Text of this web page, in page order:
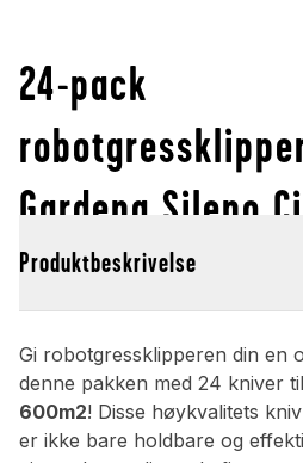
24-pack
Gardena Sileno
Produktbeskrivelse
Gi robotgressklipperen din en
denne pakken med 24 kniver til
600m2! Disse høykvalitets
er ikke bare holdbare og